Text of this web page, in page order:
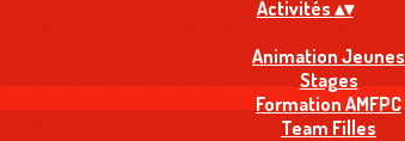
Activités ▴▾
Animation Jeunes
Stages
Formation AMFPC
Team Filles